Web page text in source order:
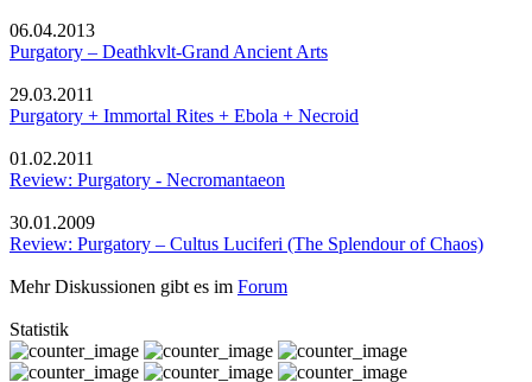
06.04.2013
Purgatory – Deathkvlt-Grand Ancient Arts
29.03.2011
Purgatory + Immortal Rites + Ebola + Necroid
01.02.2011
Review: Purgatory - Necromantaeon
30.01.2009
Review: Purgatory – Cultus Luciferi (The Splendour of Chaos)
Mehr Diskussionen gibt es im Forum
Statistik